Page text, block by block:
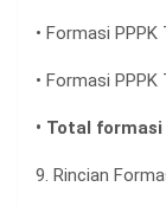
• Formasi
• Formasi
• Total formasi
9. Rincian